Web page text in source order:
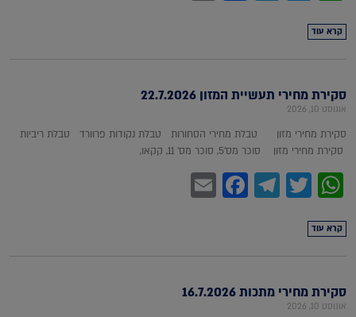
קרא עוד
סקירת מחירי תעשיית המזון 22.7.2026
אוגוסט 10, 2026
סקירת מחירי מזון טבלת מחירי הסחורות טבלת נקודות פרוורד טבלת ריביות
סקירת מחירי מזון סוכר מס'5, סוכר מס' 11, קקאו,
WhatsApp
Twitter
Telegram
Facebook
קרא עוד
סקירת מחירי מתכות 16.7.2026
אוגוסט 10, 2026